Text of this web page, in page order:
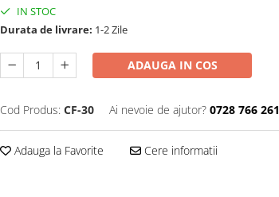
IN STOC
Durata de livrare: 1-2 Zile
ADAUGA IN COS
Cod Produs: CF-30 Ai nevoie de ajutor? 0728 766 261
Adauga la Favorite Cere informatii